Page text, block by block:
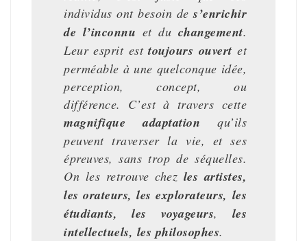
individus ont besoin de s’enrichir
de l’inconnu et du changement.
Leur esprit esttoujours ouvert et
perméable à une quelconque idée,
perception, concept, ou
différence. C’est à travers cette
magnifique adaptation qu’ils
peuvent traverser la vie, et ses
épreuves, sans trop de séquelles.
On les retrouve chez les artistes,
les orateurs, les explorateurs, les
étudiants, les voyageurs, les
intellectuels, les philosophes.